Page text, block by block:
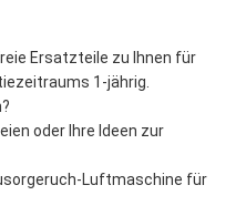
Ersatzteile zu Ihnen für
1-jährig.
oder Ihre Ideen zur
Luftmaschine für